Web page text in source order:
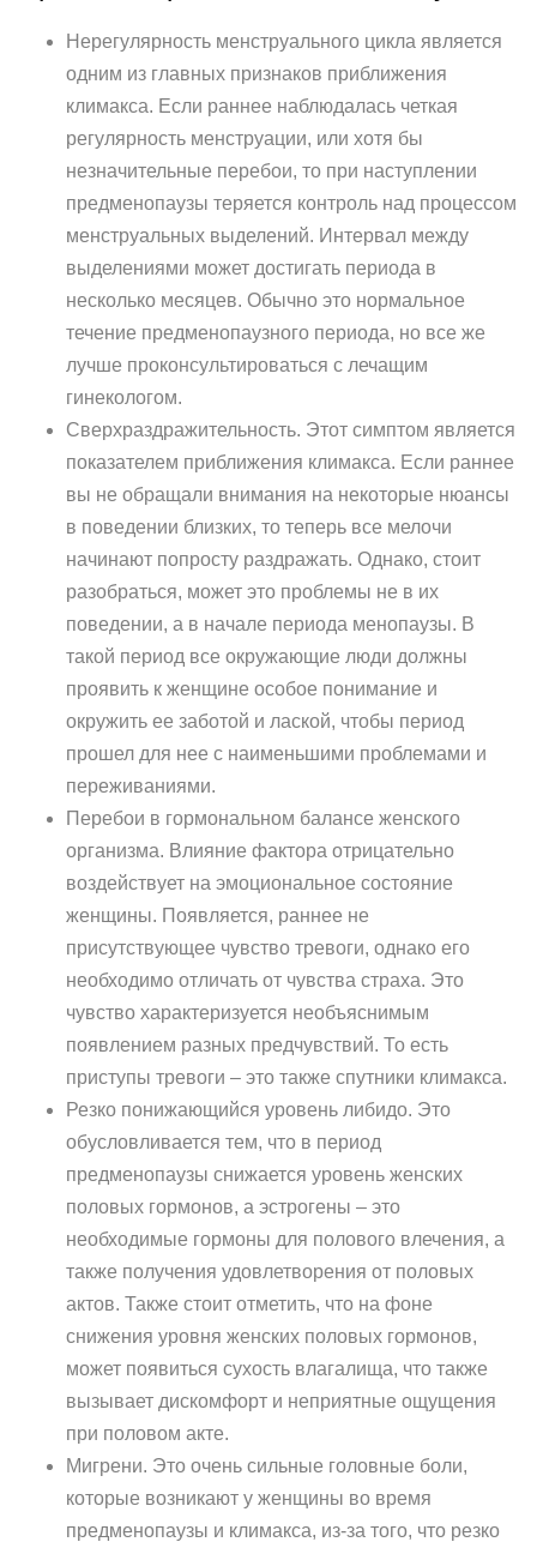
Нерегулярность менструального цикла является
одним из главных признаков приближения
климакса. Если раннее наблюдалась четкая
регулярность менструации, или хотя бы
незначительные перебои, то при наступлении
предменопаузы теряется контроль над процессом
менструальных выделений. Интервал между
выделениями может достигать периода в
несколько месяцев. Обычно это нормальное
течение предменопаузного периода, но все же
лучше проконсультироваться с лечащим
гинекологом.
Сверхраздражительность. Этот симптом является
показателем приближения климакса. Если раннее
вы не обращали внимания на некоторые нюансы
в поведении близких, то теперь все мелочи
начинают попросту раздражать. Однако, стоит
разобраться, может это проблемы не в их
поведении, а в начале периода менопаузы. В
такой период все окружающие люди должны
проявить к женщине особое понимание и
окружить ее заботой и лаской, чтобы период
прошел для нее с наименьшими проблемами и
переживаниями.
Перебои в гормональном балансе женского
организма. Влияние фактора отрицательно
воздействует на эмоциональное состояние
женщины. Появляется, раннее не
присутствующее чувство тревоги, однако его
необходимо отличать от чувства страха. Это
чувство характеризуется необъяснимым
появлением разных предчувствий. То есть
приступы тревоги – это также спутники климакса.
Резко понижающийся уровень либидо. Это
обусловливается тем, что в период
предменопаузы снижается уровень женских
половых гормонов, а эстрогены – это
необходимые гормоны для полового влечения, а
также получения удовлетворения от половых
актов. Также стоит отметить, что на фоне
снижения уровня женских половых гормонов,
может появиться сухость влагалища, что также
вызывает дискомфорт и неприятные ощущения
при половом акте.
Мигрени. Это очень сильные головные боли,
которые возникают у женщины во время
предменопаузы и климакса, из-за того, что резко